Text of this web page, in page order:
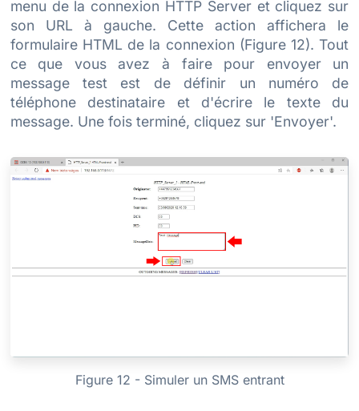
menu de la connexion HTTP Server et cliquez sur
son URL à gauche. Cette action affichera le
formulaire HTML de la connexion (Figure 12). Tout
ce que vous avez à faire pour envoyer un
message test est de définir un numéro de
téléphone destinataire et d'écrire le texte du
message. Une fois terminé, cliquez sur 'Envoyer'.
Figure 12 - Simuler un SMS entrant